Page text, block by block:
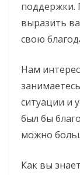
поддержки.
выразить
свою
Нам
ситуации и
был бы
можно
Как вы